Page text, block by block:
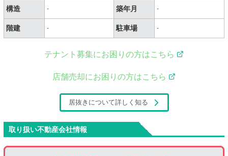
構造 - 築年月 -
階建 - 駐車場 -
テナント募集にお困りの方はこちら
店舗売却にお困りの方はこちら
居抜きについて詳しく知る
取り扱い不動産会社情報